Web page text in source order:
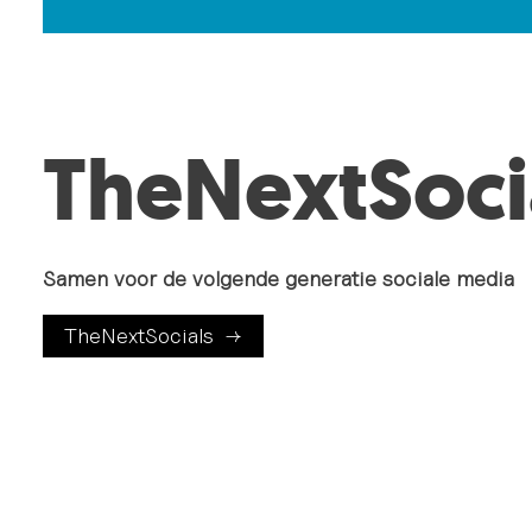
Samen voor de volgende generatie sociale media
TheNextSocials